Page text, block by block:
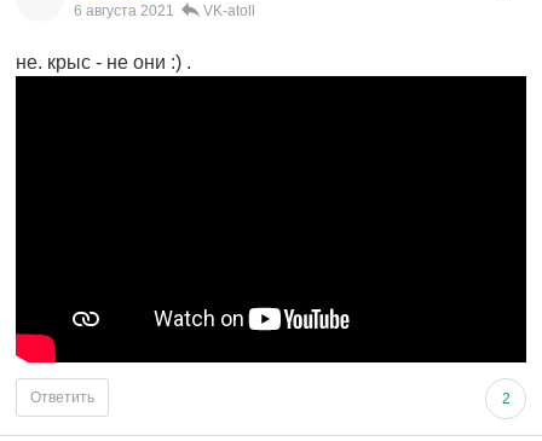
6 августа 2021 VK-atoll
не. крыс - не они :) .
2
Ответить